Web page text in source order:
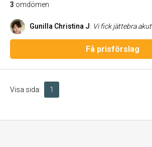
3 omdömen
Gunilla Christina J: Vi fick jättebra akut hjälp i vår villa! Mycket noggrann man som var här och som inte gav sig förrän
Få prisförslag
Visa sida: 1